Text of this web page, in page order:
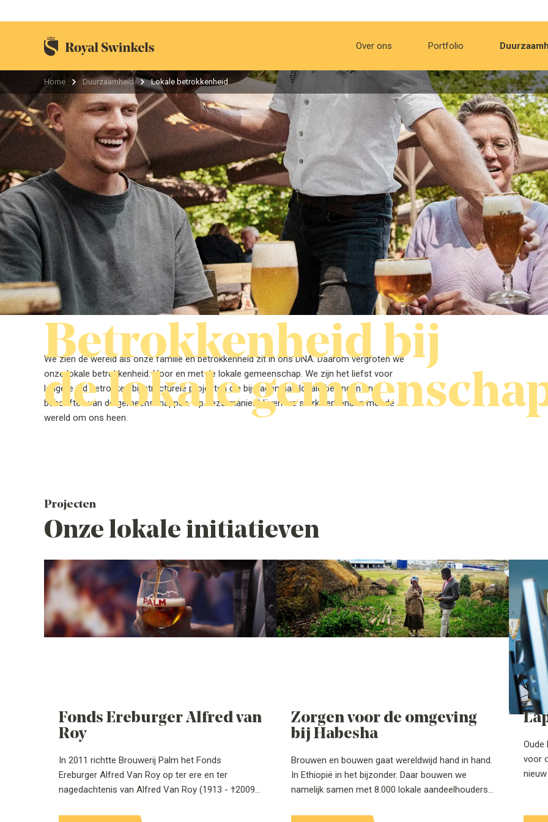
Over ons Portfolio
Home Duurzaamheid Lokale betrokkenheid
Betrokkenheid bij
de lokale
We zien de wereld als onze familie en betrokkenheid zit in ons DNA. Daarom vergroten we
onze lokale betrokkenheid. Voor en met de lokale gemeenschap. We zijn het liefst voor
langere tijd betrokken bij structurele projecten die bijdragen aan lokale belangen en
behoeftes van de gemeenschappen. Op deze manier blijven we sterk verbonden met de
wereld om ons heen.
Projecten
Onze lokale initiatieven
Fonds Ereburger Alfred van
Roy
In 2011 richtte Brouwerij Palm het Fonds
Ereburger Alfred Van Roy op ter ere en ter
nagedachtenis van Alfred Van Roy (1913 - †2009).
Londerzeel te ondersteunen en het
Zorgen voor de omgeving
bij Habesha
Brouwen en bouwen gaat wereldwijd hand in hand.
In Ethiopië in het bijzonder. Daar bouwen we
namelijk samen met 8.000 lokale aandeelhouders
betrokkenheid is vooral terug te vinden in de
Oude
voor